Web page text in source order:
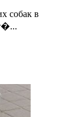
собак в